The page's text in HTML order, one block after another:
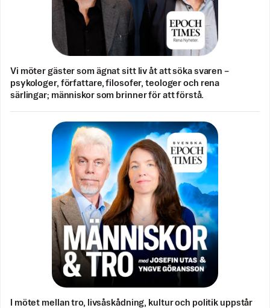
Vi möter gäster som ägnat sitt liv åt att söka svaren –
psykologer, författare, filosofer, teologer och rena
särlingar; människor som brinner för att förstå.
I mötet mellan tro, livsåskådning, kultur och politik uppstår